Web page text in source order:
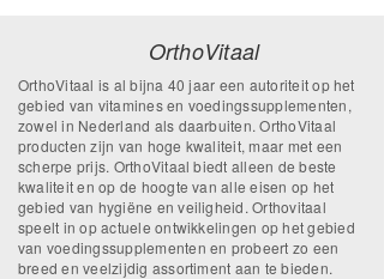
OrthoVitaal
OrthoVitaal is al bijna 40 jaar een autoriteit op het
gebied van vitamines en voedingssupplementen,
zowel in Nederland als daarbuiten. OrthoVitaal
producten zijn van hoge kwaliteit, maar met een
scherpe prijs. OrthoVitaal biedt alleen de beste
kwaliteit en op de hoogte van alle eisen op het
gebied van hygiëne en veiligheid. Orthovitaal
speelt in op actuele ontwikkelingen op het gebied
van voedingssupplementen en probeert zo een
breed en veelzijdig assortiment aan te bieden.